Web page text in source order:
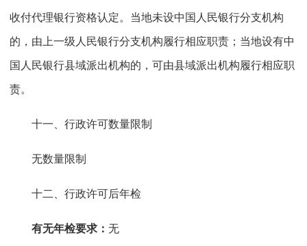
收付代理银行资格认定。当地未设中国人民银行分支机构
的，由上一级人民银行分支机构履行相应职责；当地设有中
国人民银行县域派出机构的，可由县域派出机构履行相应职
责。
十一、行政许可数量限制
无数量限制
十二、行政许可后年检
有无年检要求： 无